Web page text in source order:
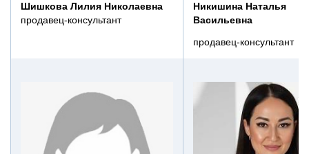
Шишкова Лилия Николаевна
продавец-консультант
Никишина Наталья
Васильевна
продавец-консультант